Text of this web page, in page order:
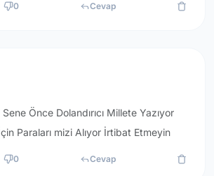
0 Cevap
Önce Dolandırıcı Millete Yazıyor
Paraları mizi Alıyor İrtibat Etmeyin
0 Cevap